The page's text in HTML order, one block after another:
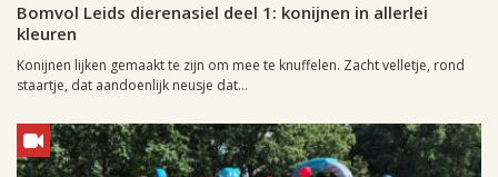
Bomvol Leids dierenasiel deel 1: konijnen in allerlei
kleuren
Konijnen lijken gemaakt te zijn om mee te knuffelen. Zacht velletje, rond
staartje, dat aandoenlijk neusje dat...